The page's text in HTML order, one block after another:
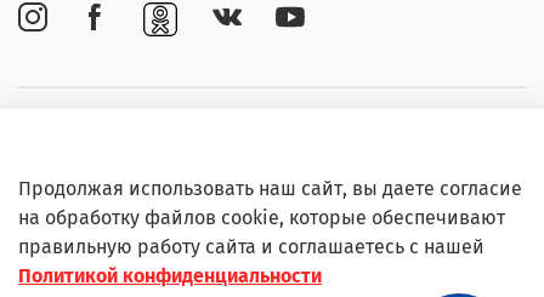
Информация
Продолжая использовать наш сайт, вы даете согласие
на обработку файлов cookie, которые обеспечивают
правильную работу сайта и соглашаетесь с нашей
Политикой конфиденциальности